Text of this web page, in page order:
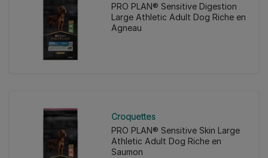
PRO PLAN® Sensitive Digestion
Large Athletic Adult Dog Riche en
Agneau
Croquettes
PRO PLAN® Sensitive Skin Large
Athletic Adult Dog Riche en
Saumon